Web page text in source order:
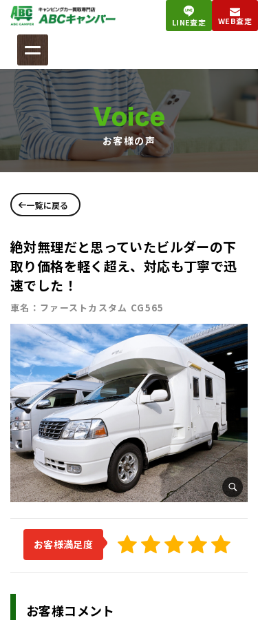
キ
ッ
プ
LINE査定 WEB査定
Voice
お客様の声
一覧に戻る
絶対無理だと思っていたビルダーの下
取り価格を軽く超え、対応も丁寧で迅
速でした！
車名：ファーストカスタム CG565
お客様満足度
お客様コメント